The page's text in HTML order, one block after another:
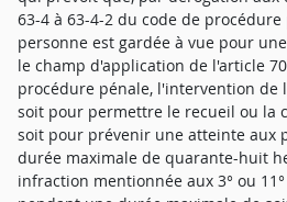
63-4 à 63-4-2 du code de
personne est gardée à vue pour
le champ d'application de l'article
procédure pénale, l'intervention de
soit pour permettre le recueil ou la
soit pour prévenir une atteinte aux
durée maximale de quarante-huit
infraction mentionnée aux 3° ou